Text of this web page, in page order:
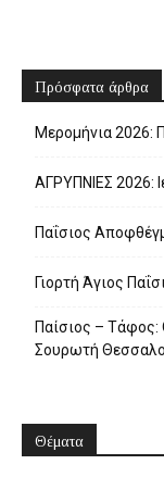
Πρόσφατα άρθρα
Μερομήνια 2026:
ΑΓΡΥΠΝΙΕΣ 2026:
Παΐσιος
Γιορτή Άγιος
Παίσιος –
Σουρωτή
Θέματα